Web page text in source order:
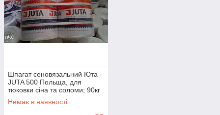
Шпагат сеновязальний Юта -
JUTA 500 Польща, для
тюковки сіна та соломи; 90кг
на розрив, 2000м/бухта
Немає в наявності